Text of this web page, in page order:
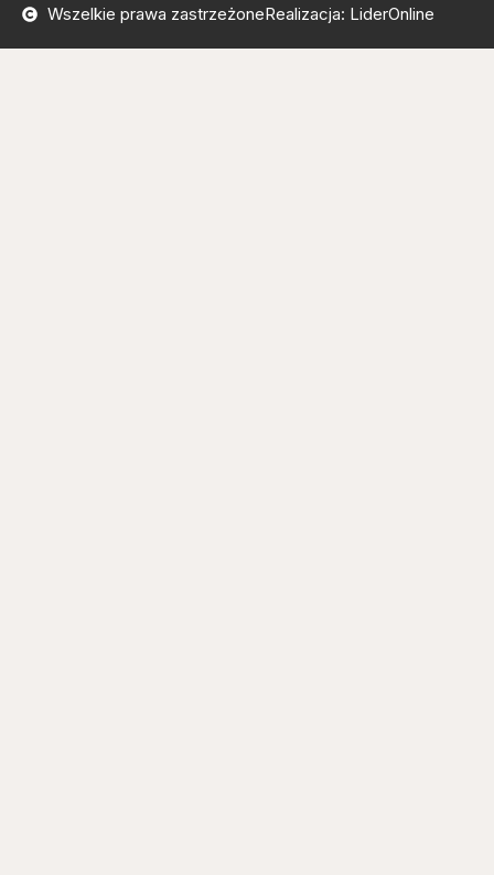
Wszelkie prawa zastrzeżoneRealizacja: LiderOnline